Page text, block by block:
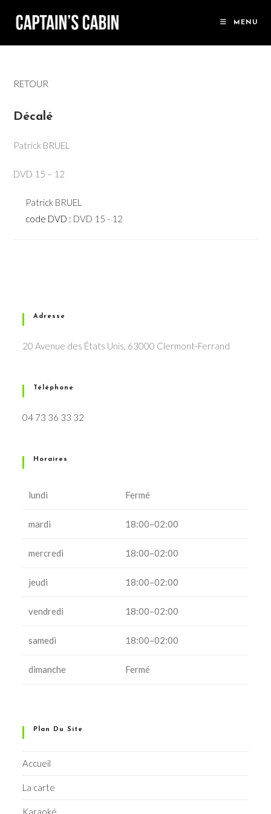
MENU
RETOUR
Décalé
Patrick BRUEL
DVD 15 – 12
Patrick BRUEL
code DVD : DVD 15 - 12
Adresse
20 Avenue des États Unis, 63000 Clermont-Ferrand
Téléphone
04 73 36 33 32
Horaires
lundi Fermé
mardi 18:00–02:00
mercredi 18:00–02:00
jeudi 18:00–02:00
vendredi 18:00–02:00
samedi 18:00–02:00
dimanche Fermé
Plan Du Site
Accueil
La carte
Karaoké